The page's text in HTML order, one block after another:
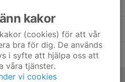
kakor
(cookies) för att vår
bra för dig. De används
i syfte att hjälpa oss att
våra tjänster.
vi cookies